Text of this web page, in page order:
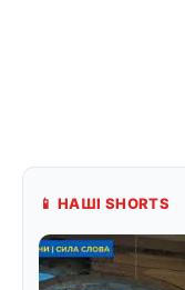
📱 НАШІ SHORTS